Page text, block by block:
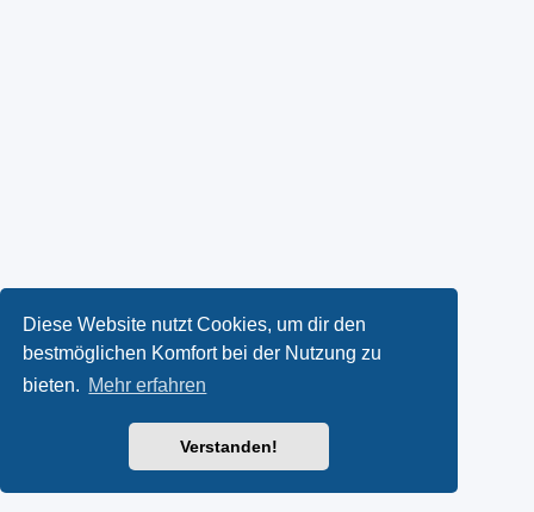
Diese Website nutzt Cookies, um dir den
bestmöglichen Komfort bei der Nutzung zu
bieten. Mehr erfahren
Verstanden!